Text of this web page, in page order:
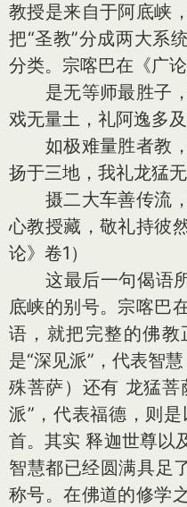
教授是来自于阿底峡
把“圣教”分成两大系
分类。宗喀巴在《广
是无等师最胜子，
戏无量土，礼阿逸多及
如极难量胜者教，
扬于三地，我礼龙猛无
摄二大车善传流，
心教授藏，敬礼持彼
论》卷1）
这最后一句偈语所
底峡的别号。宗喀巴
语，就把完整的佛
是“深见派”，代表智
殊菩萨）还有 龙猛菩
派”，代表福德，则
首。其实 释迦世尊以
智慧都已经圆满具足
称号。在佛道的修学